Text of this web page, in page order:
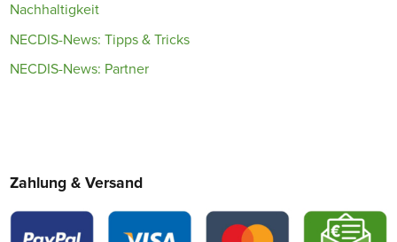
Nachhaltigkeit
NECDIS-News: Tipps & Tricks
NECDIS-News: Partner
Zahlung & Versand